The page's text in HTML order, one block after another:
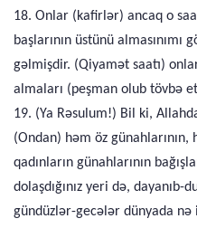
18. Onlar (kafirlər) ancaq o
başlarının üstünü
gəlmişdir. (Qiyamət saatı)
almaları (peşman olub tövbə
19. (Ya Rəsulum!) Bil ki,
(Ondan) həm öz
qadınların günahlarının
dolaşdığınız yeri də, dayanıb-
gündüzlər-gecələr dünyada